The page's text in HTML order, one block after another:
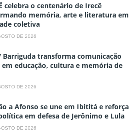
celebra o centenário de Irecê
memória, arte e literatura em
coletiva
DE 2026
Barriguda transforma comunicação
em educação, cultura e memória de
DE 2026
a Afonso se une em Ibititá e reforça
em defesa de Jerônimo e Lula
DE 2026